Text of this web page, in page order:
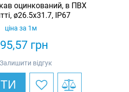
оцинкований, в ПВХ
ø26.5x31.7, IP67
грн
ціна за 1м
Залишити відгук